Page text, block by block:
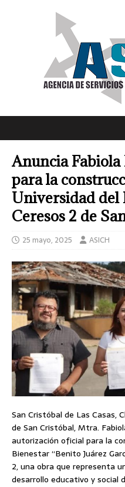
Anuncia
para la
Universidad del
Ceresos 2 de
25 mayo, 2025 ASICH
San Cristóbal de Las Casas,
de San Cristóbal, Mtra.
autorización oficial para la
Bienestar “Benito Juárez
2, una obra que representa
desarrollo educativo y social